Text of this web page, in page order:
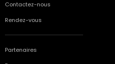
Contactez-nous
Rendez-vous
Partenaires